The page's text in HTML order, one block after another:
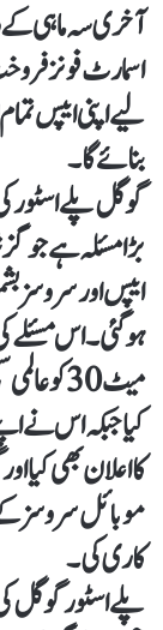
اسمارٹ فونز
لیے اپنی ایپس
بنائے گا۔
گوگل پلے اسٹور
بڑا مسئلہ ہے جو
ایپس اور سروسز
ہوگئی۔اس
میٹ 30
کیا جبکہ اس نے
کا اعلان بھی
موبائل سروسز
کاری کی۔
پلے اسٹور گوگل